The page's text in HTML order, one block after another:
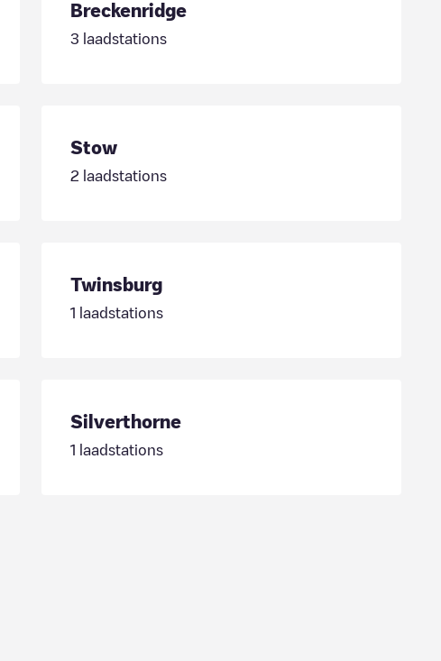
Breckenridge
3 laadstations
Stow
2 laadstations
Twinsburg
1 laadstations
Silverthorne
1 laadstations